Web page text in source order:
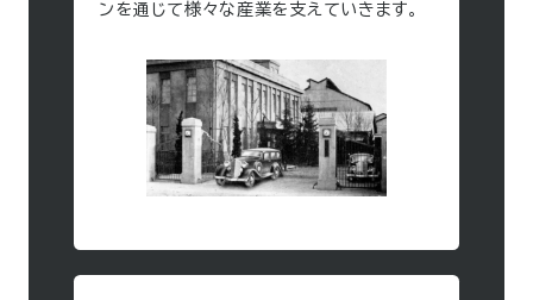
ンを通じて様々な産業を支えていきます。